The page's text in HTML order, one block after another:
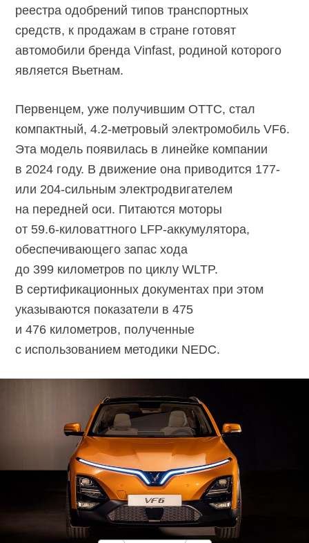
реестра одобрений типов транспортных
средств, к продажам в стране готовят
автомобили бренда Vinfast, родиной которого
является Вьетнам.
Первенцем, уже получившим ОТТС, стал
компактный, 4.2-метровый электромобиль VF6.
Эта модель появилась в линейке компании
в 2024 году. В движение она приводится 177-
или 204-сильным электродвигателем
на передней оси. Питаются моторы
от 59.6-киловаттного LFP-аккумулятора,
обеспечивающего запас хода
до 399 километров по циклу WLTP.
В сертификационных документах при этом
указываются показатели в 475
и 476 километров, полученные
с использованием методики NEDC.